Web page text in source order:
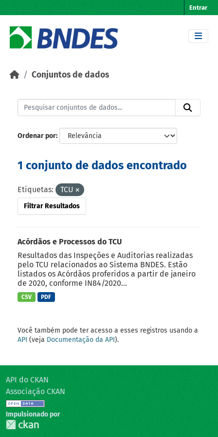
Entrar
Conjuntos de dados
Ordenar por
1 conjunto de dados encontrado
Etiquetas: TCU
Filtrar Resultados
Acórdãos e Processos do TCU
Resultados das Inspeções e Auditorias realizadas
pelo TCU relacionados ao Sistema BNDES. Estão
listados os Acórdãos proferidos a partir de janeiro
de 2020, conforme IN84/2020...
CSV PDF
Você também pode ter acesso a esses registros usando a
API (veja Documentação da API).
API do CKAN
Associação CKAN
Impulsionado por